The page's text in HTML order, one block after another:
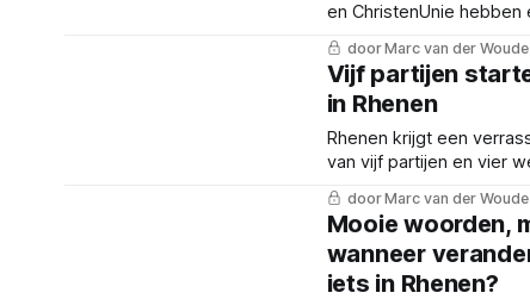
en ChristenUnie hebben
principeakkoord bereikt
drie bekende
gezicht.
door Marc van der Woude
Vijf partijen
in Rhenen
Rhenen krijgt een
van vijf partijen en vier
wat bespreken de
week?
door Marc van der Woude
Mooie woorden,
wanneer
iets in Rhenen?